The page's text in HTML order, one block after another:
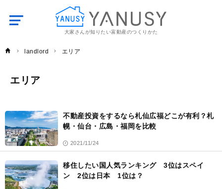
大家さんが知りたい富動産のつくりかた
YANUSY
landlord エリア
エリア
不動産投資をするなら札仙広福どこが有利？札
幌・仙台・広島・福岡を比較
2021/11/24
移住したい国人気ランキング 3位はスペイ
ン 2位は日本 1位は？